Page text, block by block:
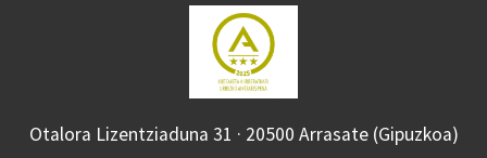
Otalora Lizentziaduna 31 · 20500 Arrasate (Gipuzkoa)